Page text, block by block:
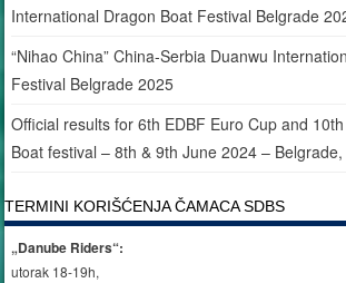
International Dragon Boat Festival Belgrade
“Nihao China” China-Serbia Duanwu
Festival Belgrade 2025
Official results for 6th EDBF Euro Cup and
Boat festival – 8th & 9th June 2024 –
TERMINI KORIŠĆENJA ČAMACA SDBS
„Danube Riders“:
utorak 18-19h,